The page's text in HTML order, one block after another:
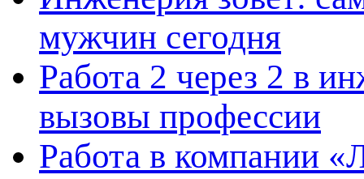
мужчин сегодня
Работа 2 через 2 в
вызовы профессии
Работа в компании